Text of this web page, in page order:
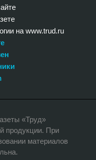
на www.trud.ru
«Труд»
продукции. При
материалов